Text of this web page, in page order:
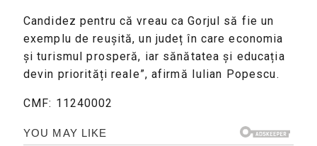
Candidez pentru că vreau ca Gorjul să fie un
exemplu de reușită, un județ în care economia
și turismul prosperă, iar sănătatea și educația
devin priorități reale”, afirmă Iulian Popescu.
CMF: 11240002